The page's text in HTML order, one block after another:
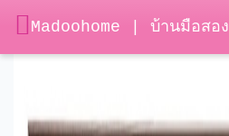
Madoohome | บ้านมือสอง